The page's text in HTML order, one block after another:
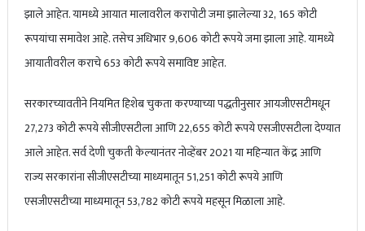
झाले आहेत. यामध्ये आयात मालावरील करापोटी जमा झालेल्या 32, 165 कोटी
रूपयांचा समावेश आहे. तसेच अधिभार 9,606 कोटी रूपये जमा झाला आहे. यामध्ये
आयातीवरील कराचे 653 कोटी रूपये समाविष्ट आहेत.
सरकारच्यावतीने नियमित हिशेब चुकता करण्याच्या पद्धतीनुसार आयजीएसटीमधून
27,273 कोटी रूपये सीजीएसटीला आणि 22,655 कोटी रूपये एसजीएसटीला देण्यात
आले आहेत. सर्व देणी चुकती केल्यानंतर नोव्हेंबर 2021 या महिन्यात केंद्र आणि
राज्य सरकारांना सीजीएसटीच्या माध्यमातून 51,251 कोटी रूपये आणि
एसजीएसटीच्या माध्यमातून 53,782 कोटी रूपये महसून मिळाला आहे.